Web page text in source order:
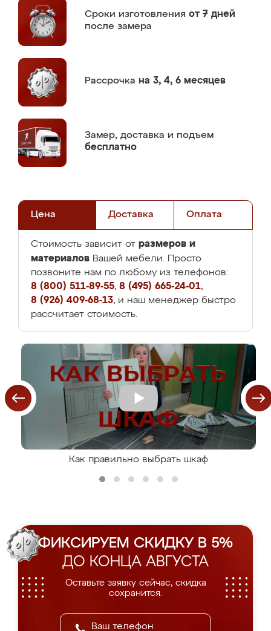
Сроки изготовления от 7 дней
после замера
Рассрочка на 3, 4, 6 месяцев
Замер, доставка и подъем
бесплатно
Цена Доставка Оплата
Стоимость зависит от размеров и
материалов Вашей мебели. Просто
позвоните нам по любому из телефонов:
8 (800) 511-89-55, 8 (495) 665-24-01,
8 (926) 409-68-13, и наш менеджер быстро
рассчитает стоимость.
Как правильно выбрать шкаф
ФИКСИРУЕМ СКИДКУ В 5%
ДО КОНЦА АВГУСТА
Оставьте заявку сейчас, скидка
сохранится.